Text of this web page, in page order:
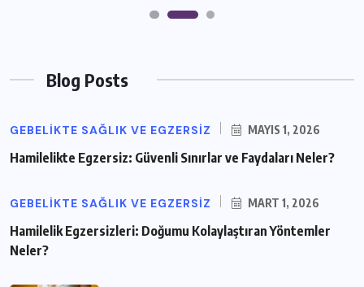
Blog Posts
GEBELIKTE SAĞLIK VE EGZERSIZ MAYIS 1, 2026
Hamilelikte Egzersiz: Güvenli Sınırlar ve Faydaları Neler?
GEBELIKTE SAĞLIK VE EGZERSIZ MART 1, 2026
Hamilelik Egzersizleri: Doğumu Kolaylaştıran Yöntemler
Neler?